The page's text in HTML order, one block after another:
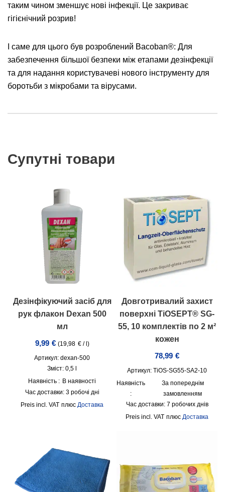
таким чином зменшує нові інфекції. Це закриває
гігієнічний розрив!
І саме для цього був розроблений Bacoban®: Для
забезпечення більшої безпеки між етапами дезінфекції
та для надання користувачеві нового інструменту для
боротьби з мікробами та вірусами.
Супутні товари
Дезінфікуючий засіб для
рук флакон Dexan 500
мл
9,99 € (19,98 €/l)
Артикул: dexan-500
Зміст: 0,5
Наявність : В наявності
Час доставки: 3 робочі дні
incl. VAT плюс Доставка
Довготривалий захист
поверхні TiOSEPT® SG-
55, 10 комплектів по 2 м²
кожен
78,99 €
Артикул: TiOS-SG55-SA2-10
Наявність
:
За попереднім
замовленням
Час доставки: 7 робочих днів
incl. VAT плюс Доставка